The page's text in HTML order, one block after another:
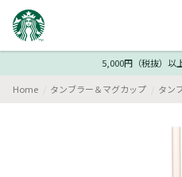
5,000円（税抜）以
Home タンブラー＆マグカップ タン